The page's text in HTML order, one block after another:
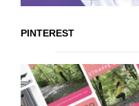
PINTEREST